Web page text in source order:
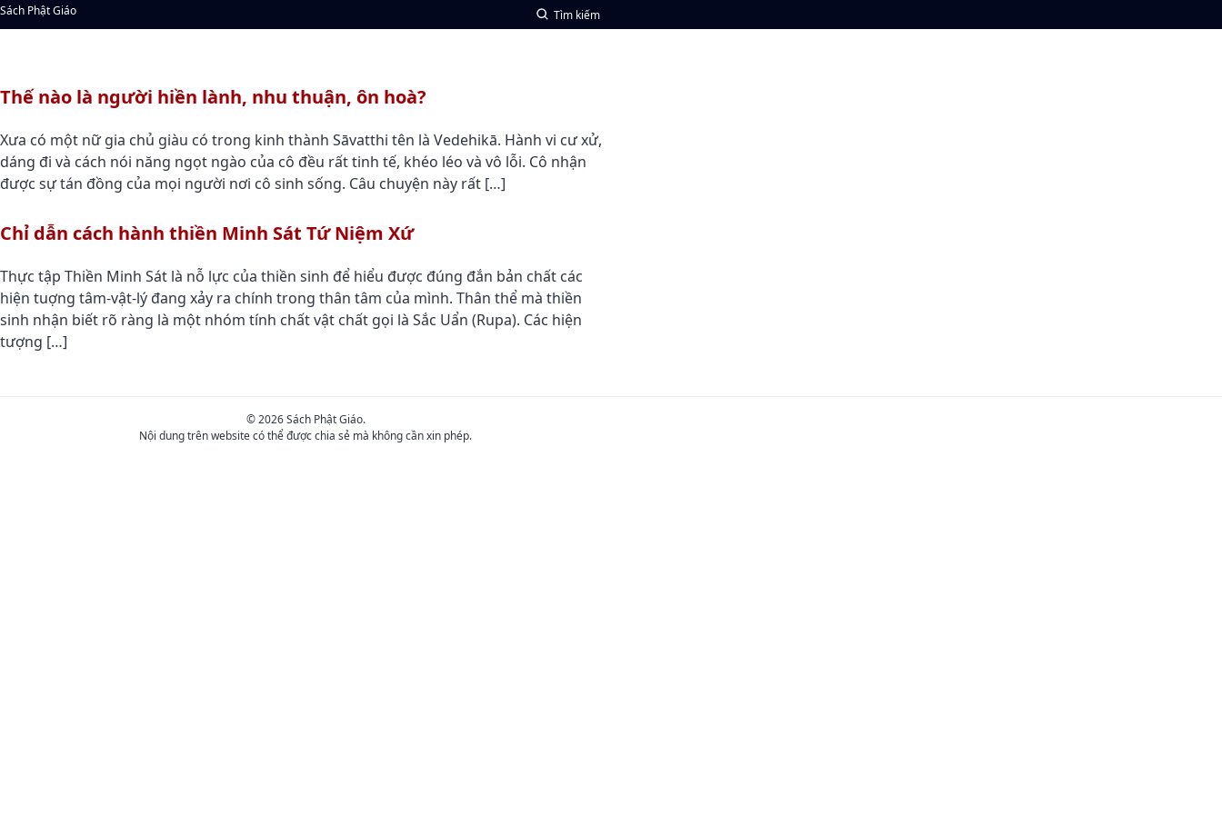
Sách Phật Giáo Tìm kiếm
Thế nào là người hiền lành, nhu thuận, ôn hoà?
Xưa có một nữ gia chủ giàu có trong kinh thành Sāvatthi tên là Vedehikā. Hành vi cư xử,
dáng đi và cách nói năng ngọt ngào của cô đều rất tinh tế, khéo léo và vô lỗi. Cô nhận
được sự tán đồng của mọi người nơi cô sinh sống. Câu chuyện này rất […]
Chỉ dẫn cách hành thiền Minh Sát Tứ Niệm Xứ
Thực tập Thiền Minh Sát là nỗ lực của thiền sinh để hiểu được đúng đắn bản chất các
hiện tuợng tâm-vật-lý đang xảy ra chính trong thân tâm của mình. Thân thể mà thiền
sinh nhận biết rõ ràng là một nhóm tính chất vật chất gọi là Sắc Uẩn (Rupa). Các hiện
tượng […]
© 2026 Sách Phật Giáo.
Nội dung trên website có thể được chia sẻ mà không cần xin phép.